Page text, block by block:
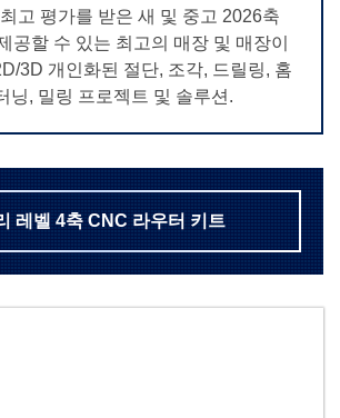
고 평가를 받은 새 및 중고 2026축
공할 수 있는 최고의 매장 및 매장이
3D 개인화된 절단, 조각, 드릴링, 홈
닝, 밀링 프로젝트 및 솔루션.
레벨 4축 CNC 라우터 키트